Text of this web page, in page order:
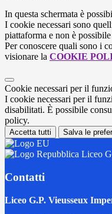
In questa schermata è
I cookie necessari sono
piattaforma e non è
Per conoscere quali sono i
visionare la COOKIE
Cookie necessari per il
I cookie necessari per il
disabilitati. È possibile
policy.
Accetta tutti Salva le
Liceo
Contatti
Liceo G.P. Vieusseux